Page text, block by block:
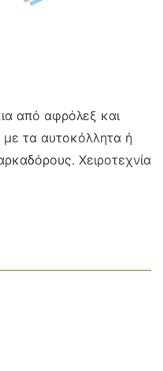
από αφρόλεξ και
τα αυτοκόλλητα ή
Χειροτεχνία